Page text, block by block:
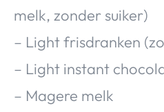
melk, zonder suiker)
– Light frisdranken
– Light instant
– Magere melk